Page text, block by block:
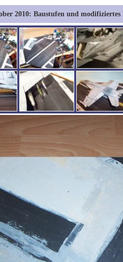
2010: Baustufen und modifiziertes